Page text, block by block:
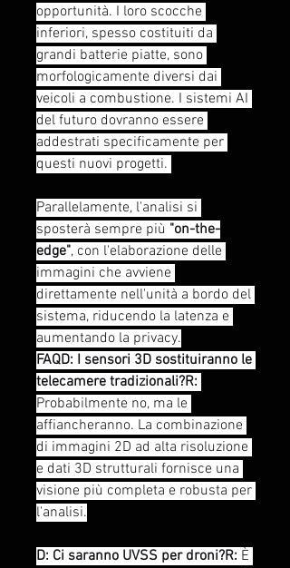
opportunità. I loro scocche
inferiori, spesso costituiti da
grandi batterie piatte, sono
morfologicamente diversi dai
veicoli a combustione. I sistemi AI
del futuro dovranno essere
addestrati specificamente per
questi nuovi progetti.
Parallelamente, l'analisi si
sposterà sempre più "on-the-
edge", con l'elaborazione delle
immagini che avviene
direttamente nell'unità a bordo del
sistema, riducendo la latenza e
aumentando la privacy.
FAQD: I sensori 3D sostituiranno le
telecamere tradizionali?R:
Probabilmente no, ma le
affiancheranno. La combinazione
di immagini 2D ad alta risoluzione
e dati 3D strutturali fornisce una
visione più completa e robusta per
l'analisi.
D: Ci saranno UVSS per droni?R: È